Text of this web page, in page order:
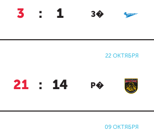
3 : 1 З�
22 ОКТЯБРЯ
21 : 14 Р�
09 ОКТЯБРЯ